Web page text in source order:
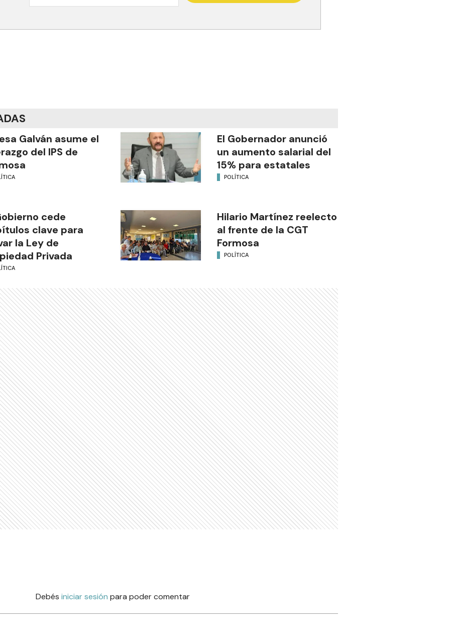
Galván asume el
del IPS de
El Gobernador anunció
un aumento salarial del
15% para estatales
POLÍTICA
cede
clave para
la Ley de
Privada
Hilario Martínez reelecto
al frente de la CGT
Formosa
POLÍTICA
Debés iniciar sesión para poder comentar